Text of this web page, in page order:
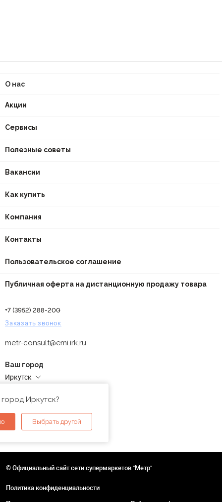
О нас
Акции
Сервисы
Полезные советы
Вакансии
Как купить
Компания
Контакты
Пользовательское соглашение
Публичная оферта на дистанционную продажу товара
+7 (3952) 288-200
Заказать звонок
metr-consult@emi.irk.ru
Ваш город
Иркутск
Иркутск?
Выбрать другой
© Официальный сайт сети супермаркетов "Метр"
Политика конфиденциальности